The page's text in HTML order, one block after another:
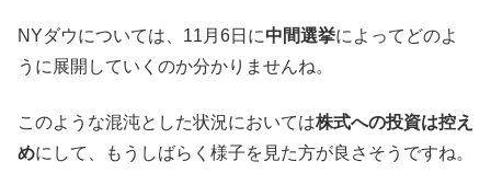
NYダウについては、11月6日に中間選挙によってどのよ
うに展開していくのか分かりませんね。
このような混沌とした状況においては株式への投資は控え
めにして、もうしばらく様子を見た方が良さそうですね。